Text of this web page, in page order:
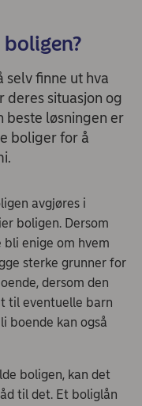
finne ut hva
deres situasjon og
beste løsningen er
boliger for å
avgjøres i
boligen. Dersom
bli enige om hvem
sterke grunner for
dersom den
til eventuelle barn
boende kan også
boligen, kan det
til det. Et boliglån